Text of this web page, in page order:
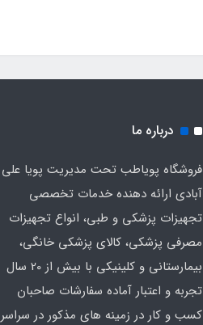
درباره ما
فروشگاه پویاطب تحت مدیریت پویا علی
آبادی ارائه دهنده خدمات تخصصی
تجهیزات پزشکی و طبی، انواع تجهیزات
مصرفی پزشکی، کالای پزشکی خانگی،
بیمارستانی و کلینیکی با بیش از 20 سال
تجربه و اعتبار آماده سفارشات صاحبان
کسب و کار در زمینه های مذکور در سراسر